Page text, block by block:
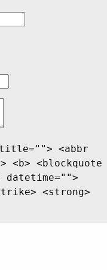
<abbr
<blockquote
<strong>